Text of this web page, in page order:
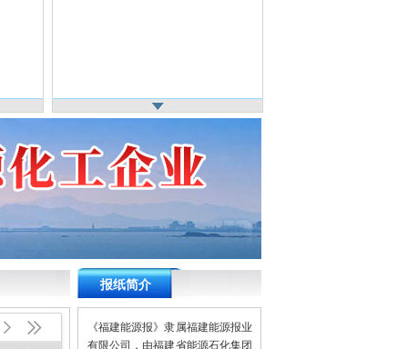
 
报纸简介
《福建能源报》隶属福建能源报业
有限公司，由福建省能源石化集团